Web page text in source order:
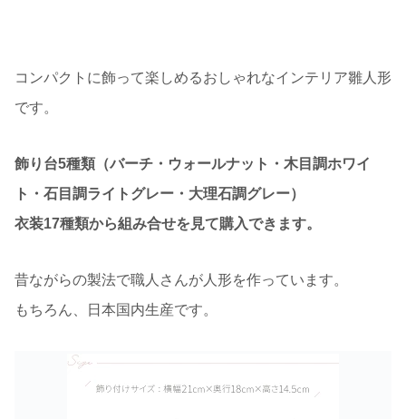
コンパクトに飾って楽しめるおしゃれなインテリア雛人形
です。
飾り台5種類（バーチ・ウォールナット・木目調ホワイ
ト・石目調ライトグレー・大理石調グレー）
衣装17種類から組み合せを見て購入できます。
昔ながらの製法で職人さんが人形を作っています。
もちろん、日本国内生産です。